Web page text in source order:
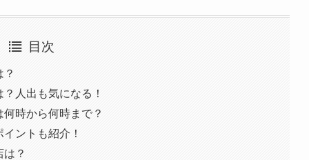
目次
人出も気になる！
時から何時まで？
ントも紹介！
？